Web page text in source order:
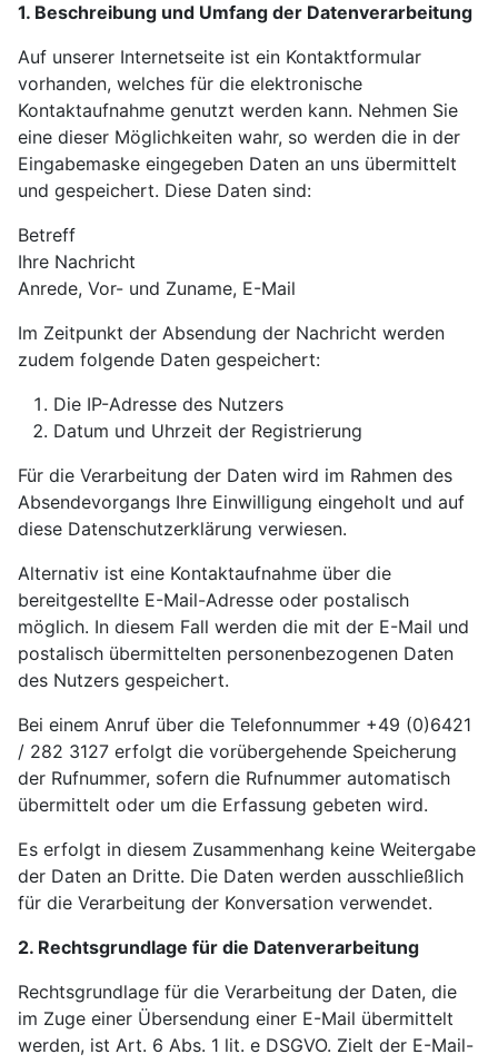
1. Beschreibung und Umfang der Datenverarbeitung
Auf unserer Internetseite ist ein Kontaktformular
vorhanden, welches für die elektronische
Kontaktaufnahme genutzt werden kann. Nehmen Sie
eine dieser Möglichkeiten wahr, so werden die in der
Eingabemaske eingegeben Daten an uns übermittelt
und gespeichert. Diese Daten sind:
Betreff
Ihre Nachricht
Anrede, Vor- und Zuname, E-Mail
Im Zeitpunkt der Absendung der Nachricht werden
zudem folgende Daten gespeichert:
Die IP-Adresse des Nutzers
Datum und Uhrzeit der Registrierung
Für die Verarbeitung der Daten wird im Rahmen des
Absendevorgangs Ihre Einwilligung eingeholt und auf
diese Datenschutzerklärung verwiesen.
Alternativ ist eine Kontaktaufnahme über die
bereitgestellte E-Mail-Adresse oder postalisch
möglich. In diesem Fall werden die mit der E-Mail und
postalisch übermittelten personenbezogenen Daten
des Nutzers gespeichert.
Bei einem Anruf über die Telefonnummer +49 (0)6421
/ 282 3127 erfolgt die vorübergehende Speicherung
der Rufnummer, sofern die Rufnummer automatisch
übermittelt oder um die Erfassung gebeten wird.
Es erfolgt in diesem Zusammenhang keine Weitergabe
der Daten an Dritte. Die Daten werden ausschließlich
für die Verarbeitung der Konversation verwendet.
2. Rechtsgrundlage für die Datenverarbeitung
Rechtsgrundlage für die Verarbeitung der Daten, die
im Zuge einer Übersendung einer E-Mail übermittelt
werden, ist Art. 6 Abs. 1 lit. e DSGVO. Zielt der E-Mail-